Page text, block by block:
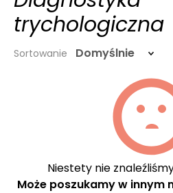
trychologiczna
Sortowanie Domyślnie
Niestety nie
Może poszukamy w innym